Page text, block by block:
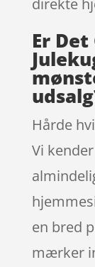
Er
Hårde
Vi
en bred
mærker